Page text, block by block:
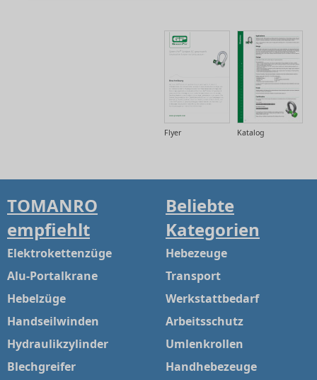
Katalog
Flyer
TOMANRO
empfiehlt
Elektrokettenzüge
Alu-Portalkrane
Hebelzüge
Handseilwinden
Hydraulikzylinder
Blechgreifer
Beliebte
Kategorien
Hebezeuge
Transport
Werkstattbedarf
Arbeitsschutz
Umlenkrollen
Handhebezeuge